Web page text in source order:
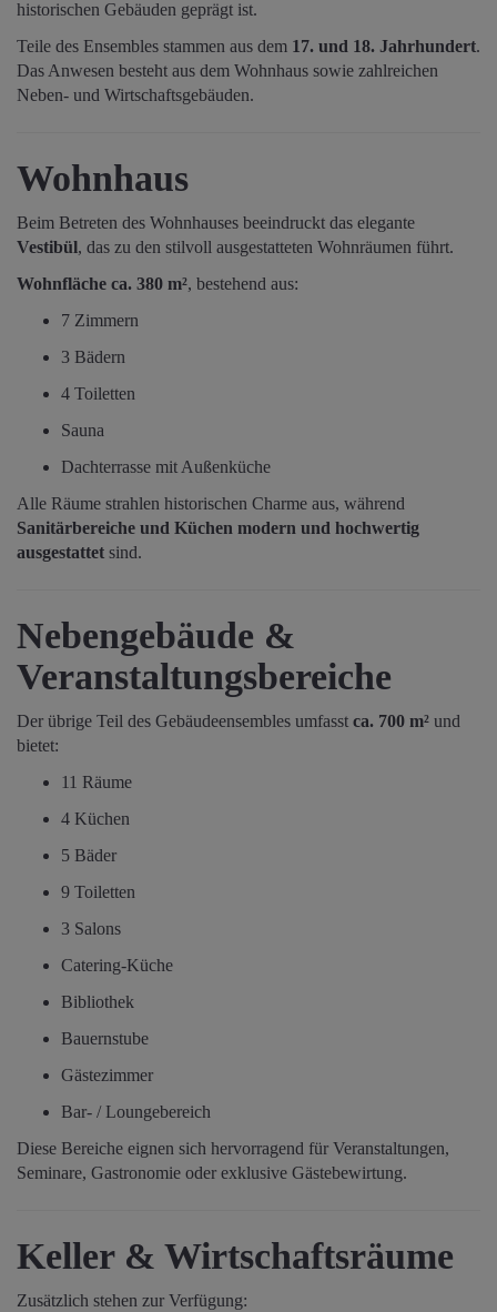
historischen Gebäuden geprägt ist.
Teile des Ensembles stammen aus dem 17. und 18. Jahrhundert.
Das Anwesen besteht aus dem Wohnhaus sowie zahlreichen
Neben- und Wirtschaftsgebäuden.
Wohnhaus
Beim Betreten des Wohnhauses beeindruckt das elegante
Vestibül, das zu den stilvoll ausgestatteten Wohnräumen führt.
Wohnfläche ca. 380 m², bestehend aus:
7 Zimmern
3 Bädern
4 Toiletten
Sauna
Dachterrasse mit Außenküche
Alle Räume strahlen historischen Charme aus, während
Sanitärbereiche und Küchen modern und hochwertig
ausgestattet sind.
Nebengebäude &
Veranstaltungsbereiche
Der übrige Teil des Gebäudeensembles umfasst ca. 700 m² und
bietet:
11 Räume
4 Küchen
5 Bäder
9 Toiletten
3 Salons
Catering-Küche
Bibliothek
Bauernstube
Gästezimmer
Bar- / Loungebereich
Diese Bereiche eignen sich hervorragend für Veranstaltungen,
Seminare, Gastronomie oder exklusive Gästebewirtung.
Keller & Wirtschaftsräume
Zusätzlich stehen zur Verfügung: